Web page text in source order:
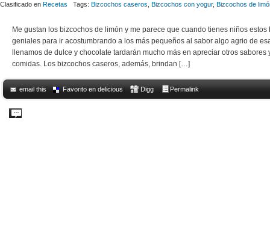
Clasificado en Recetas Tags: Bizcochos caseros Bizcochos con yogur, Bizcochos de
Me gustan los bizcochos de limón y me parece que cuando tienes niños estos
geniales para ir acostumbrando a los más pequeños al sabor algo agrio de
llenamos de dulce y chocolate tardarán mucho más en apreciar otros sabores
comidas. Los bizcochos caseros, además, brindan […]
email this Favorito en delicious Digg Permalink